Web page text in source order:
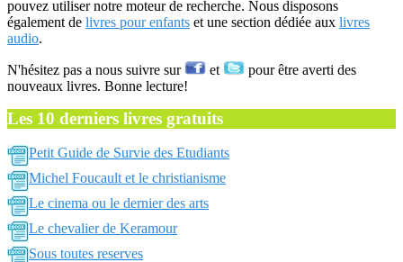
pouvez utiliser notre moteur de recherche. Nous disposons
également de livres pour enfants et une section dédiée aux livres
audio.
N'hésitez pas a nous suivre sur et
pour être averti des
nouveaux livres. Bonne lecture!
Les 10 derniers livres gratuits
Petit Guide de Survie des Etudiants
Michel Foucault et le christianisme
Le cinema ou le dernier des arts
Le chevalier de Keramour
Sous toutes reserves